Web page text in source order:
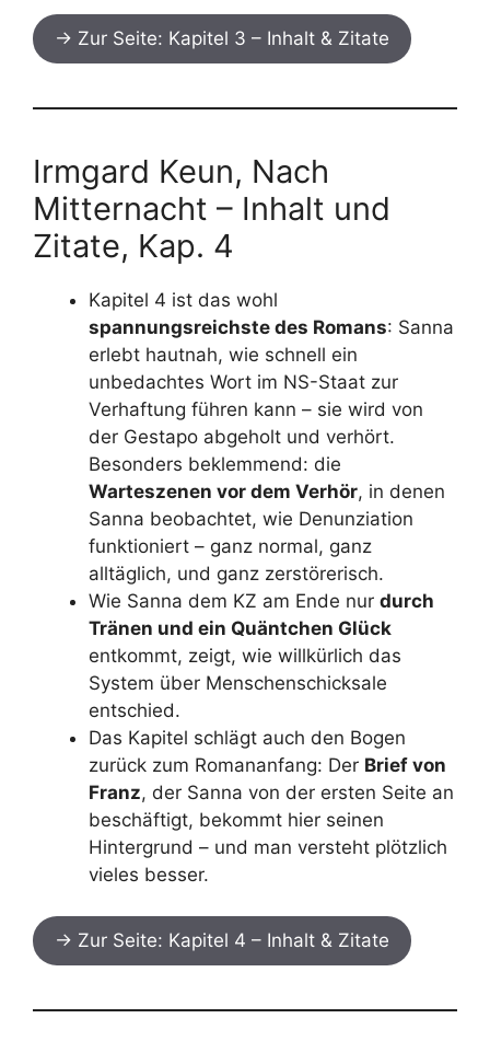
→ Zur Seite: Kapitel 3 – Inhalt & Zitate
Irmgard Keun, Nach
Mitternacht – Inhalt und
Zitate, Kap. 4
Kapitel 4 ist das wohl
spannungsreichste des Romans: Sanna
erlebt hautnah, wie schnell ein
unbedachtes Wort im NS-Staat zur
Verhaftung führen kann – sie wird von
der Gestapo abgeholt und verhört.
Besonders beklemmend: die
Warteszenen vor dem Verhör, in denen
Sanna beobachtet, wie Denunziation
funktioniert – ganz normal, ganz
alltäglich, und ganz zerstörerisch.
Wie Sanna dem KZ am Ende nur durch
Tränen und ein Quäntchen Glück
entkommt, zeigt, wie willkürlich das
System über Menschenschicksale
entschied.
Das Kapitel schlägt auch den Bogen
zurück zum Romananfang: Der Brief von
Franz, der Sanna von der ersten Seite an
beschäftigt, bekommt hier seinen
Hintergrund – und man versteht plötzlich
vieles besser.
→ Zur Seite: Kapitel 4 – Inhalt & Zitate